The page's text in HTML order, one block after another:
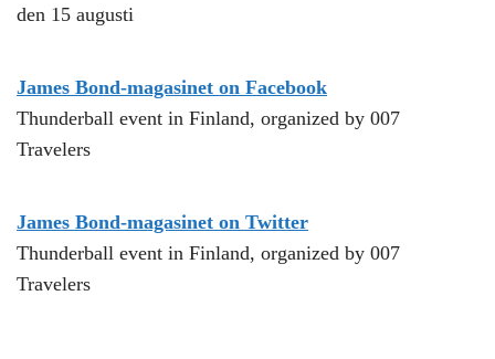
den 15 augusti
James Bond-magasinet on Facebook
Thunderball event in Finland, organized by 007
Travelers
James Bond-magasinet on Twitter
Thunderball event in Finland, organized by 007
Travelers